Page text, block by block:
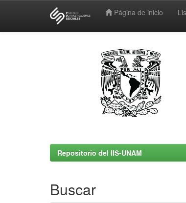
Página de inicio
Repositorio del IIS-UNAM
Buscar